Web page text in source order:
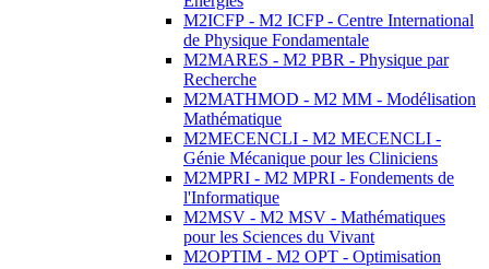
M2ICFP - M2 ICFP - Centre International
de Physique Fondamentale
M2MARES - M2 PBR - Physique par
Recherche
M2MATHMOD - M2 MM - Modélisation
Mathématique
M2MECENCLI - M2 MECENCLI -
Génie Mécanique pour les Cliniciens
M2MPRI - M2 MPRI - Fondements de
l'Informatique
M2MSV - M2 MSV - Mathématiques
pour les Sciences du Vivant
M2OPTIM - M2 OPT - Optimisation